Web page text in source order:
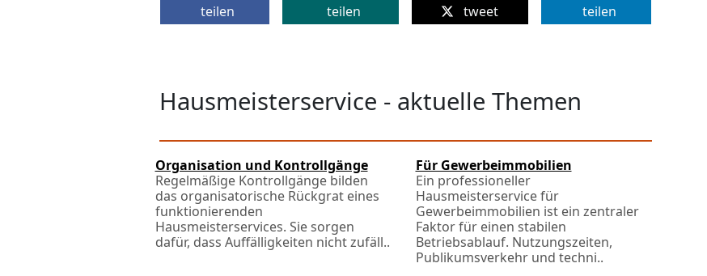
teilen teilen tweet teilen
Hausmeisterservice - aktuelle Themen
Organisation und Kontrollgänge
Regelmäßige Kontrollgänge bilden
das organisatorische Rückgrat eines
funktionierenden
Hausmeisterservices. Sie sorgen
dafür, dass Auffälligkeiten nicht zufäll..
Für Gewerbeimmobilien
Ein professioneller
Hausmeisterservice für
Gewerbeimmobilien ist ein zentraler
Faktor für einen stabilen
Betriebsablauf. Nutzungszeiten,
Publikumsverkehr und techni..